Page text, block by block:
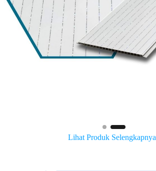
Lihat Produk Selengkapnya